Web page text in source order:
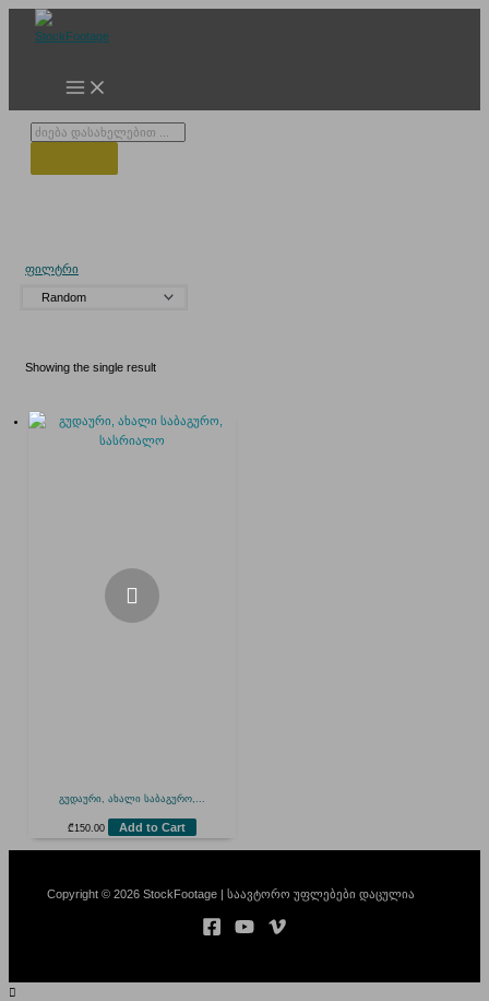
Products
ფილტრი
Showing the single result
გუდაური, ახალი საბაგურო,...
₾ 150.00 Add to Cart
Copyright © 2026 StockFootage | საავტორო უფლებები დაცულია